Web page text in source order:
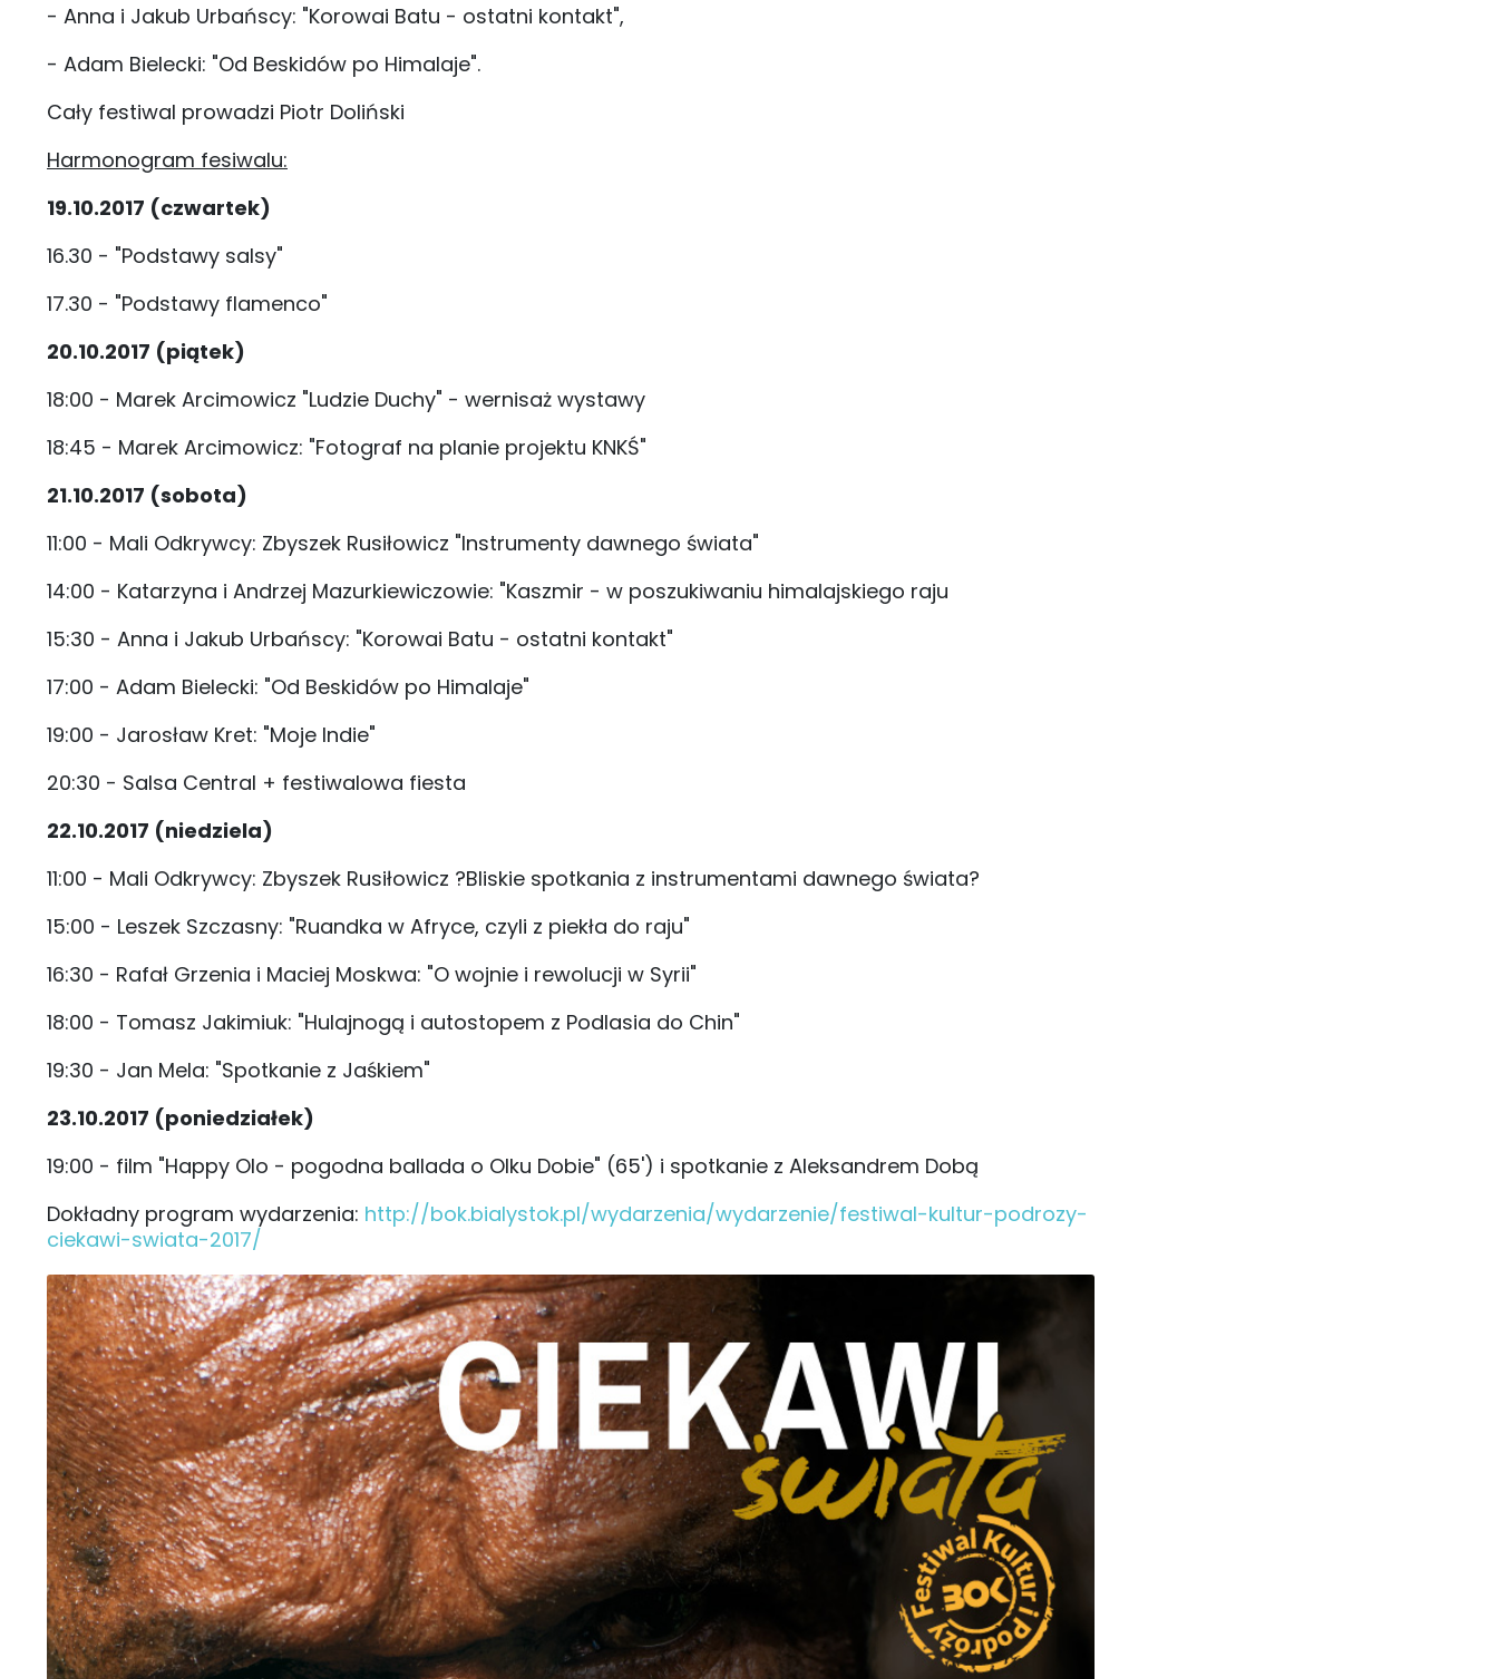
- Anna i Jakub Urbańscy: "Korowai Batu - ostatni kontakt",
- Adam Bielecki: "Od Beskidów po Himalaje".
Cały festiwal prowadzi Piotr Doliński
Harmonogram fesiwalu:
19.10.2017 (czwartek)
16.30 - "Podstawy salsy"
17.30 - "Podstawy flamenco"
20.10.2017 (piątek)
18:00 - Marek Arcimowicz "Ludzie Duchy" - wernisaż wystawy
18:45 - Marek Arcimowicz: "Fotograf na planie projektu KNKŚ"
21.10.2017 (sobota)
11:00 - Mali Odkrywcy: Zbyszek Rusiłowicz "Instrumenty dawnego świata"
14:00 - Katarzyna i Andrzej Mazurkiewiczowie: "Kaszmir - w poszukiwaniu himalajskiego raju
15:30 - Anna i Jakub Urbańscy: "Korowai Batu - ostatni kontakt"
17:00 - Adam Bielecki: "Od Beskidów po Himalaje"
19:00 - Jarosław Kret: "Moje Indie"
20:30 - Salsa Central + festiwalowa fiesta
22.10.2017 (niedziela)
11:00 - Mali Odkrywcy: Zbyszek Rusiłowicz ?Bliskie spotkania z instrumentami dawnego świata?
15:00 - Leszek Szczasny: "Ruandka w Afryce, czyli z piekła do raju"
16:30 - Rafał Grzenia i Maciej Moskwa: "O wojnie i rewolucji w Syrii"
18:00 - Tomasz Jakimiuk: "Hulajnogą i autostopem z Podlasia do Chin"
19:30 - Jan Mela: "Spotkanie z Jaśkiem"
23.10.2017 (poniedziałek)
19:00 - film "Happy Olo - pogodna ballada o Olku Dobie" (65') i spotkanie z Aleksandrem Dobą
Dokładny program wydarzenia: http://bok.bialystok.pl/wydarzenia/wydarzenie/festiwal-kultur-podrozy-
ciekawi-swiata-2017/